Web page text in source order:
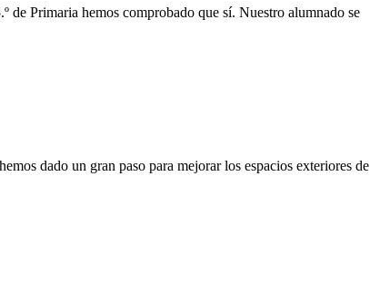
de Primaria hemos comprobado que sí. Nuestro alumnado se
dado un gran paso para mejorar los espacios exteriores de